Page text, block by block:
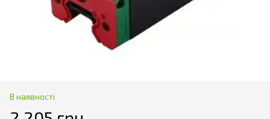
В наявності